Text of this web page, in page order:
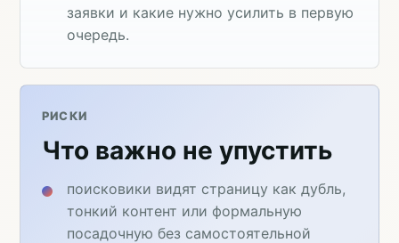
заявки и какие нужно усилить в первую
очередь.
РИСКИ
Что важно не упустить
поисковики видят страницу как дубль,
тонкий контент или формальную
посадочную без самостоятельной